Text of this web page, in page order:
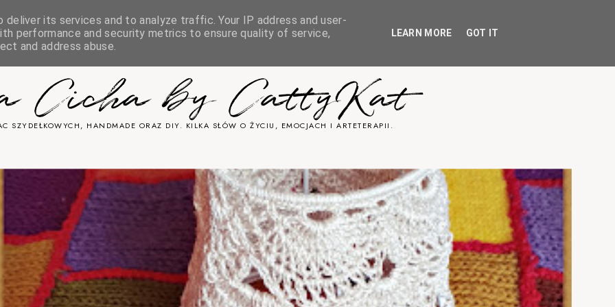
COOKIES
Cicha by CattyKat
SZYDEŁKOWYCH, HANDMADE ORAZ DIY. KILKA SŁÓW O ŻYCIU, EMOCJACH I ARTETERAPII.
its services and to analyze traffic. Your IP address and user-
performance and security metrics to ensure quality of service,
and address abuse.
LEARN MORE GOT IT